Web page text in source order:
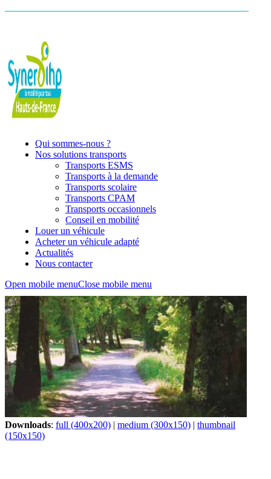
Qui sommes-nous ?
Nos solutions transports
Transports ESMS
Transports à la demande
Transports scolaire
Transports CPAM
Transports occasionnels
Conseil en mobilité
Louer un véhicule
Acheter un véhicule adapté
Actualités
Nous contacter
Open mobile menuClose mobile menu
Downloads: full (400x200) | medium (300x150) | thumbnail
(150x150)